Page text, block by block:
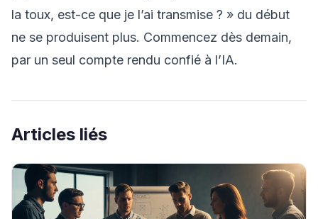
la toux, est-ce que je l’ai transmise ? » du début
ne se produisent plus. Commencez dès demain,
par un seul compte rendu confié à l’IA.
Articles liés